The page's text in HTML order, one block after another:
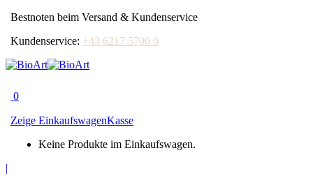
Bestnoten beim Versand & Kundenservice
Kundenservice: +43 6217 5700 0
0
Zeige EinkaufswagenKasse
Keine Produkte im Einkaufswagen.
|